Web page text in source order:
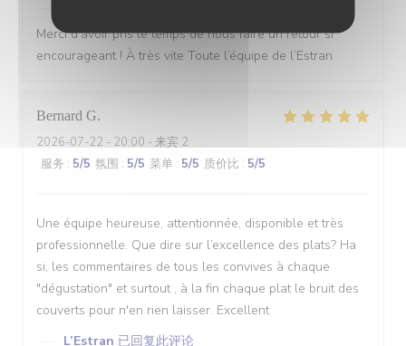
Merci d’avoir pris le temps de nous faire un retour si
encourageant ! À très vite Toute l’équipe de l’Estran
Bernard G
2026-07-22 - 20:00 - 来宾 2
服务 : 5/5 氛围 : 5/5 菜单 : 5/5 质价比 : 5/5
Une équipe heureuse, attentionnée, disponible et très
professionnelle. Que dire sur l’excellence des plats? Ha
si, les commentaires de tous les convives à chaque
"dégustation" et surtout , à la fin chaque plat le bruit des
couverts pour n'en rien laisser. Excellent
L’Estran 已回复此评论